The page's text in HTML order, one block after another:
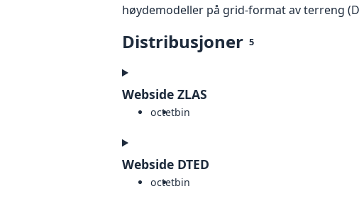
høydemodeller på grid-format av terreng
Distribusjoner 5
Webside ZLAS
octetbin
Webside DTED
octetbin